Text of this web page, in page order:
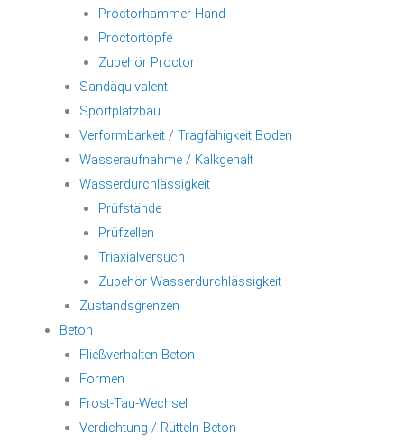
Proctorhammer Hand
Proctortöpfe
Zubehör Proctor
Sandäquivalent
Sportplatzbau
Verformbarkeit / Tragfähigkeit Boden
Wasseraufnahme / Kalkgehalt
Wasserdurchlässigkeit
Prüfstände
Prüfzellen
Triaxialversuch
Zubehör Wasserdurchlässigkeit
Zustandsgrenzen
Beton
Fließverhalten Beton
Formen
Frost-Tau-Wechsel
Verdichtung / Rütteln Beton